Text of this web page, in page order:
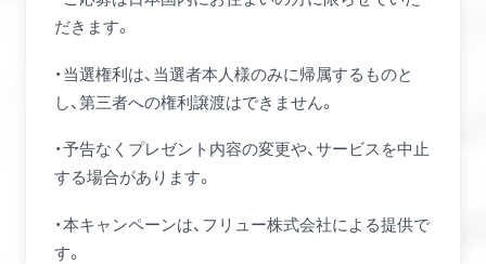
だきます。
・当選権利は、当選者本人様のみに帰属するものと
し、第三者への権利譲渡はできません。
・予告なくプレゼント内容の変更や、サービスを中止
する場合があります。
・本キャンペーンは、フリュー株式会社による提供で
す。